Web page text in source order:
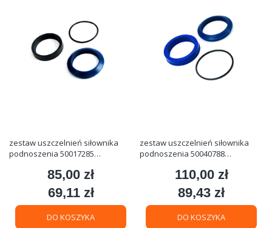
zestaw uszczelnień siłownika
podnoszenia 50017285
Cena
85,00 zł
Cena
69,11 zł
DO KOSZYKA
zestaw uszczelnień siłownika
podnoszenia 50040788
Cena
110,00 zł
Cena
89,43 zł
DO KOSZYKA